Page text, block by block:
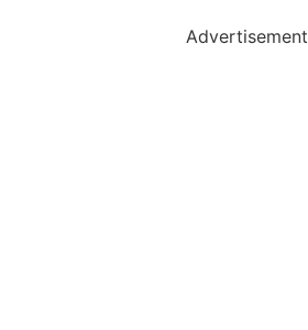
Advertisement